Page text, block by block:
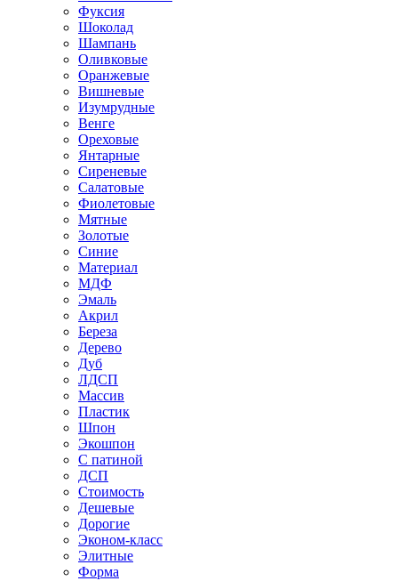
Фуксия
Шоколад
Шампань
Оливковые
Оранжевые
Вишневые
Изумрудные
Венге
Ореховые
Янтарные
Сиреневые
Салатовые
Фиолетовые
Мятные
Золотые
Синие
Материал
МДФ
Эмаль
Акрил
Береза
Дерево
Дуб
ЛДСП
Массив
Пластик
Шпон
Экошпон
С патиной
ДСП
Стоимость
Дешевые
Дорогие
Эконом-класс
Элитные
Форма